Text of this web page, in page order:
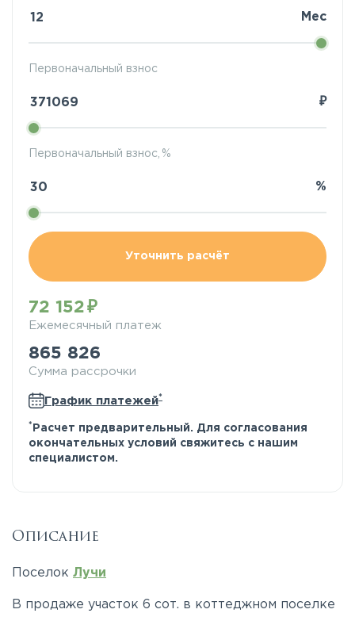
Первоначальный взнос
₽
Мес
Первоначальный взнос, %
%
Уточнить расчёт
72 152
Ежемесячный платеж
865 826
Сумма рассрочки
График платежей*
* Расчет предварительный. Для согласования
окончательных условий свяжитесь с нашим
специалистом.
Описание
Поселок Лучи
В продаже участок 6 сот. в коттеджном поселке